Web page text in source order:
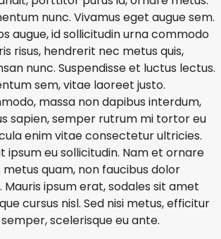
nunc. Vivamus eget augue sem.
augue, id sollicitudin urna commodo
risus, hendrerit nec metus quis,
nunc. Suspendisse et luctus lectus.
sem, vitae laoreet justo.
massa non dapibus interdum,
sapien, semper rutrum mi tortor eu
enim vitae consectetur ultricies.
ipsum eu sollicitudin. Nam et ornare
metus quam, non faucibus dolor
ipsum erat, sodales sit amet
cursus nisl. Sed nisi metus, efficitur
scelerisque eu ante.